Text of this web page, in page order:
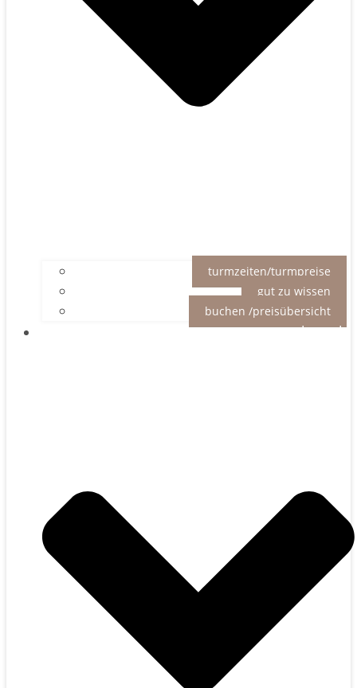
turmzeiten/turmpreise
gut zu wissen
buchen /preisübersicht
kontakt